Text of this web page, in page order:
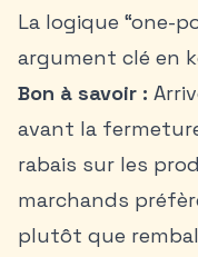
La logique “one-
argument clé en
Bon à savoir :
avant la
rabais sur les
marchands
plutôt que